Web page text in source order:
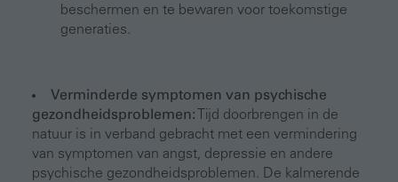
beschermen en te bewaren voor toekomstige
generaties.
Verminderde symptomen van psychische
gezondheidsproblemen: Tijd doorbrengen in de
natuur is in verband gebracht met een vermindering
van symptomen van angst, depressie en andere
psychische gezondheidsproblemen. De kalmerende